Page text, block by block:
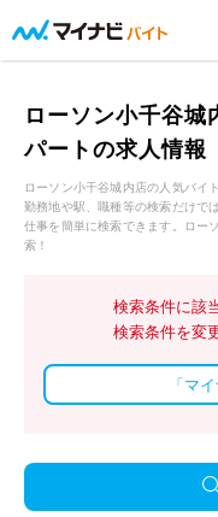
ローソン小千谷城
パートの求人情報
ローソン小千谷城内店の人気バイ
勤務地や駅、職種等の検索だけで
仕事を簡単に検索できます。ロー
索！
検索条件に該
検索条件を変
「マ